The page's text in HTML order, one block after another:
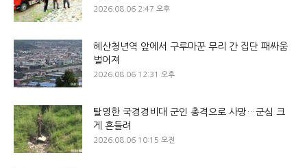
2026.08.06 2:47 오후
혜산청년역 앞에서 구루마꾼 무리 간 집단 패싸움
벌어져
2026.08.06 12:31 오후
탈영한 국경경비대 군인 총격으로 사망…군심 크
게 흔들려
2026.08.06 10:15 오전